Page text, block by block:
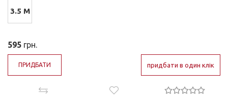
3.5 М
595 грн.
ПРИДБАТИ придбати в один клік